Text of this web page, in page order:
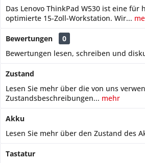
Das Lenovo ThinkPad W530 ist eine für
optimierte 15-Zoll-Workstation. Wir...
Bewertungen
0
Bewertungen lesen, schreiben und
Zustand
Lesen Sie mehr über die von uns
Zustandsbeschreibungen... mehr
Akku
Lesen Sie mehr über den Zustand des
Tastatur